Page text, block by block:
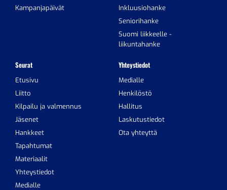
Kampanjapäivät
Inkluusiohanke
Seniorihanke
Suomi liikkeelle -
liikuntahanke
Seurat
Etusivu
Liitto
Kilpailu ja valmennus
Jäsenet
Hankkeet
Tapahtumat
Materiaalit
Yhteystiedot
Medialle
Yhteystiedot
Medialle
Henkilöstö
Hallitus
Laskutustiedot
Ota yhteyttä